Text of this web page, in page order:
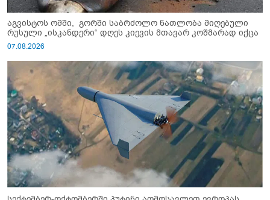
აგვისტოს ომში, გორში საბრძოლო ნათლობა მიღებული
რუსული „ისკანდერი“ დღეს კიევის მთავარ კოშმარად იქცა
07.08.2026